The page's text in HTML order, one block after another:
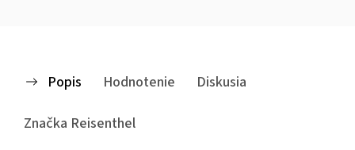
Popis Hodnotenie
Diskusia
Značka Reisenthel